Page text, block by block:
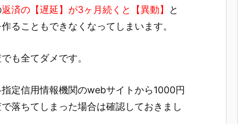
返済の【遅延】が3ヶ月続くと【異動】 と
ることもできなくなってしまいます。
も全てダメです。
定信用情報機関のwebサイトから1000円
落ちてしまった場合は確認しておきまし